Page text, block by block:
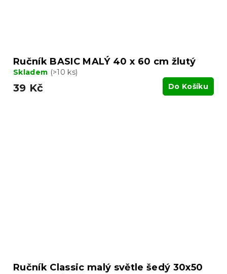
Ručník BASIC MALÝ 40 x 60 cm žlutý
Skladem (>10 ks)
39 Kč Do Košíku
Ručník Classic malý světle šedý 30x50